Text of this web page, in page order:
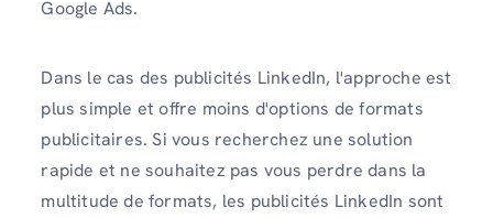
Google Ads.
Dans le cas des publicités LinkedIn, l'approche est
plus simple et offre moins d'options de formats
publicitaires. Si vous recherchez une solution
rapide et ne souhaitez pas vous perdre dans la
multitude de formats, les publicités LinkedIn sont